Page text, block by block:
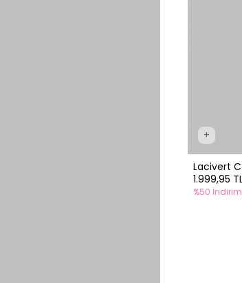
+
Lacivert
1.999,95
%50 İndirim